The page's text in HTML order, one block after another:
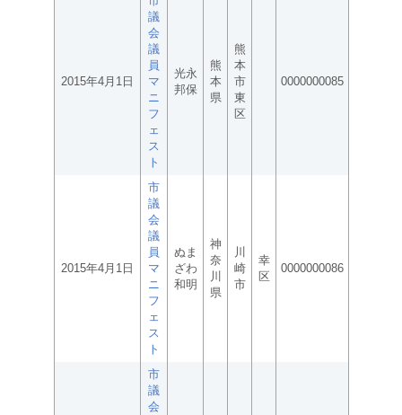
2015年4月1日
議
会
議
員
マ
ニ
フ
ェ
ス
ト
光永
邦保
熊
本
県
熊
本
市
東
区
0000000085
2015年4月1日
市
議
会
議
員
マ
ニ
フ
ェ
ス
ト
ぬま
ざわ
和明
神
奈
川
県
川
崎
市
幸
区
0000000086
市
議
会